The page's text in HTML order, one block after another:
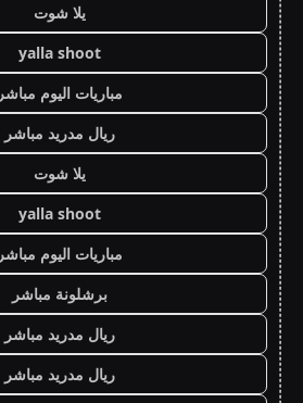
يلا شوت
yalla shoot
مباريات اليوم مباشر
ريال مدريد مباشر
يلا شوت
yalla shoot
مباريات اليوم مباشر
برشلونة مباشر
ريال مدريد مباشر
ريال مدريد مباشر